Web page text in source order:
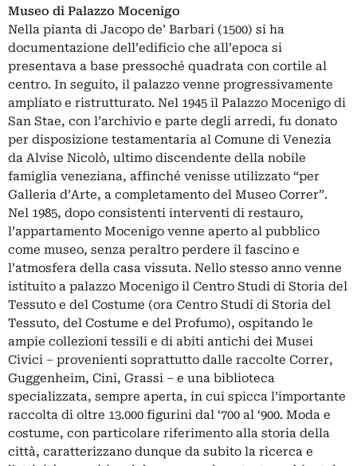
Museo di Palazzo Mocenigo
Nella pianta di Jacopo de’ Barbari (1500) si ha
documentazione dell’edificio che all’epoca si
presentava a base pressoché quadrata con cortile al
centro. In seguito, il palazzo venne progressivamente
ampliato e ristrutturato. Nel 1945 il Palazzo Mocenigo di
San Stae, con l’archivio e parte degli arredi, fu donato
per disposizione testamentaria al Comune di Venezia
da Alvise Nicolò, ultimo discendente della nobile
famiglia veneziana, affinché venisse utilizzato “per
Galleria d’Arte, a completamento del Museo Correr”.
Nel 1985, dopo consistenti interventi di restauro,
l’appartamento Mocenigo venne aperto al pubblico
come museo, senza peraltro perdere il fascino e
l’atmosfera della casa vissuta. Nello stesso anno venne
istituito a palazzo Mocenigo il Centro Studi di Storia del
Tessuto e del Costume (ora Centro Studi di Storia del
Tessuto, del Costume e del Profumo), ospitando le
ampie collezioni tessili e di abiti antichi dei Musei
Civici – provenienti soprattutto dalle raccolte Correr,
Guggenheim, Cini, Grassi – e una biblioteca
specializzata, sempre aperta, in cui spicca l’importante
raccolta di oltre 13.000 figurini dal ‘700 al ‘900. Moda e
costume, con particolare riferimento alla storia della
città, caratterizzano dunque da subito la ricerca e